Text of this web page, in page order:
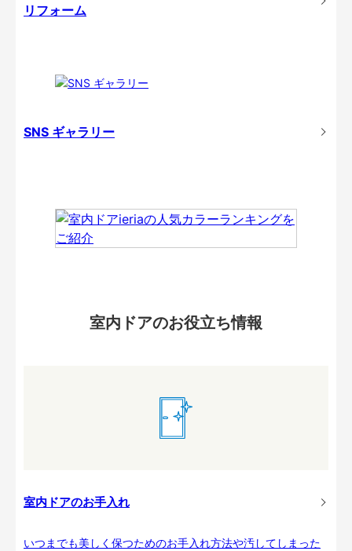
リフォーム
SNS ギャラリー
室内ドアのお役立ち情報
室内ドアのお手入れ
いつまでも美しく保つためのお手入れ方法や汚してしまった